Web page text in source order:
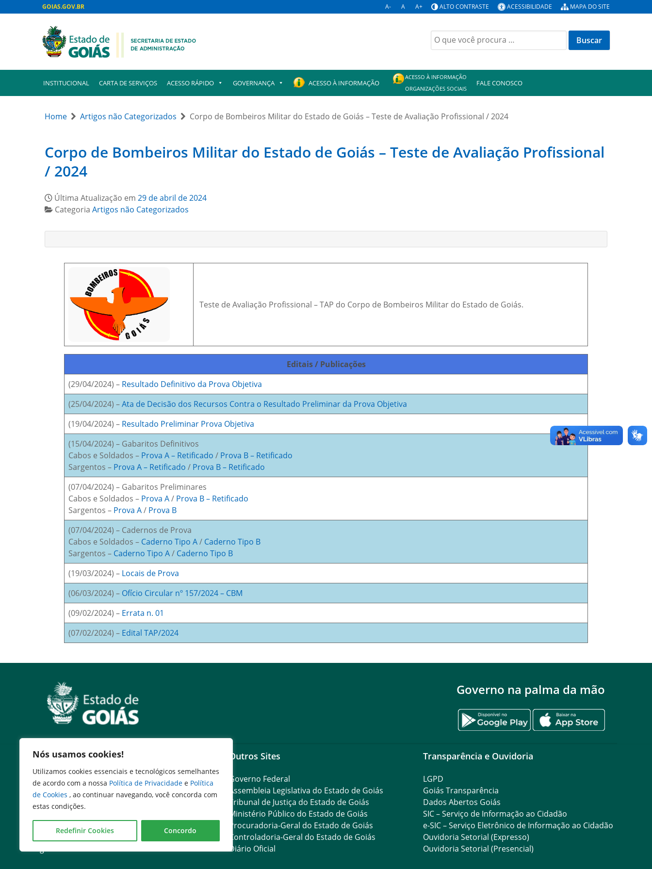
Nós usamos cookies!
Utilizamos cookies essenciais e tecnológicos semelhantes
de acordo com a nossa Política de Privacidade e Política
de Cookies , ao continuar navegando, você concorda com
estas condições.
Redefinir Cookies Concordo
GOIAS.GOV.BR A- A A+ ALTO CONTRASTE ACESSIBILIDADE MAPA DO SITE
Buscar
por:
INSTITUCIONAL CARTA DE SERVIÇOS ACESSO RÁPIDO GOVERNANÇA ACESSO À INFORMAÇÃO
ACESSO À INFORMAÇÃO
ORGANIZAÇÕES SOCIAIS
FALE CONOSCO
Home Artigos não Categorizados Corpo de Bombeiros Militar do Estado de Goiás – Teste de Avaliação Profissional / 2024
Corpo de Bombeiros Militar do Estado de Goiás – Teste de Avaliação Profissional
/ 2024
Última Atualização em 29 de abril de 2024
Categoria Artigos não Categorizados
Teste de Avaliação Profissional – TAP do Corpo de Bombeiros Militar do Estado de Goiás.
Editais / Publicações
(29/04/2024) – Resultado Definitivo da Prova Objetiva
(25/04/2024) –Ata de Decisão dos Recursos Contra o Resultado Preliminar da Prova Objetiva
(19/04/2024) – Resultado Preliminar Prova Objetiva
(15/04/2024) – Gabaritos Definitivos
Cabos e Soldados – Prova A – Retificado / Prova B – Retificado
Sargentos – Prova A – Retificado / Prova B – Retificado
(07/04/2024) – Gabaritos Preliminares
Cabos e Soldados – Prova A/ Prova B – Retificado
Sargentos – Prova A/ Prova B
(07/04/2024) – Cadernos de Prova
Cabos e Soldados – Caderno Tipo A/ Caderno Tipo B
Sargentos – Caderno Tipo A/ Caderno Tipo B
(19/03/2024) – Locais de Prova
(06/03/2024) – Ofício Circular nº 157/2024 – CBM
(09/02/2024) – Errata n. 01
(07/02/2024) – Edital TAP/2024
Governo na palma da mão
Serviços
Expresso Goiás
Expresso Aplicações
Expresso Servidor
SEI Governadoria
Cadastro de Autoridades
Outros Sites
Governo Federal
Assembleia Legislativa do Estado de Goiás
Tribunal de Justiça do Estado de Goiás
Ministério Público do Estado de Goiás
Procuradoria-Geral do Estado de Goiás
Controladoria-Geral do Estado de Goiás
Diário Oficial
Transparência e Ouvidoria
LGPD
Goiás Transparência
Dados Abertos Goiás
SIC – Serviço de Informação ao Cidadão
e-SIC – Serviço Eletrônico de Informação ao Cidadão
Ouvidoria Setorial (Expresso)
Ouvidoria Setorial (Presencial)